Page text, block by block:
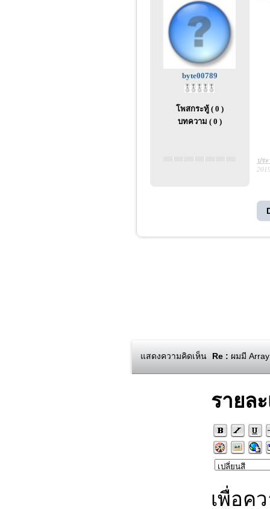
byte00789
โพสกระทู้ ( 0 )
บทความ ( 0 )
ปร
แสดงความคิดเห็น Re : ผมมี
รายล
เพื่อค